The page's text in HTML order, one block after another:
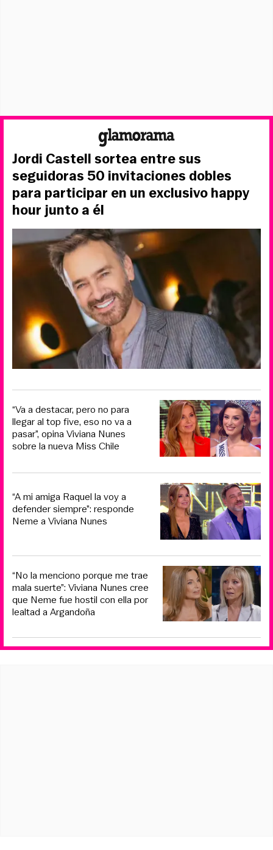
Jordi Castell sortea entre sus
seguidoras 50 invitaciones dobles
para participar en un exclusivo happy
hour junto a él
“Va a destacar, pero no para
llegar al top five, eso no va a
pasar”, opina Viviana Nunes
sobre la nueva Miss Chile
“A mi amiga Raquel la voy a
defender siempre”: responde
Neme a Viviana Nunes
“No la menciono porque me trae
mala suerte”: Viviana Nunes cree
que Neme fue hostil con ella por
lealtad a Argandoña